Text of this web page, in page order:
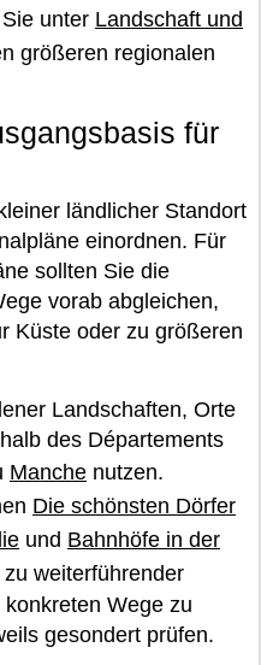
unter Landschaft und
größeren regionalen
für
ländlicher Standort
einordnen. Für
sollten Sie die
vorab abgleichen,
Küste oder zu größeren
Landschaften, Orte
des Départements
Manche nutzen.
Die schönsten Dörfer
und Bahnhöfe in der
zu weiterführender
Wege zu
gesondert prüfen.